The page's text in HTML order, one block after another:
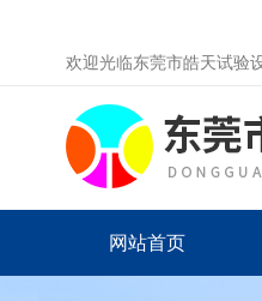
欢迎光临东莞市皓天试验
网站首页